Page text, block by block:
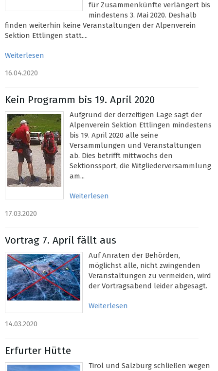
für Zusammenkünfte verlängert bis
mindestens 3. Mai 2020. Deshalb
finden weiterhin keine Veranstaltungen der Alpenverein
Sektion Ettlingen statt....
Weiterlesen
16.04.2020
Kein Programm bis 19. April 2020
Aufgrund der derzeitigen Lage sagt der
Alpenverein Sektion Ettlingen mindestens
bis 19. April 2020 alle seine
Versammlungen und Veranstaltungen
ab. Dies betrifft mittwochs den
Sektionssport, die Mitgliederversammlung
am...
Weiterlesen
17.03.2020
Vortrag 7. April fällt aus
Auf Anraten der Behörden,
möglichst alle, nicht zwingenden
Veranstaltungen zu vermeiden, wird
der Vortragsabend leider abgesagt.
Weiterlesen
14.03.2020
Erfurter Hütte
Tirol und Salzburg schließen wegen